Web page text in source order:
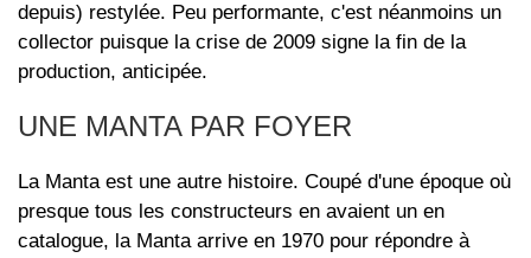
depuis) restylée. Peu performante, c'est néanmoins un
collector puisque la crise de 2009 signe la fin de la
production, anticipée.
UNE MANTA PAR FOYER
La Manta est une autre histoire. Coupé d'une époque où
presque tous les constructeurs en avaient un en
catalogue, la Manta arrive en 1970 pour répondre à